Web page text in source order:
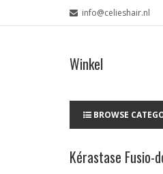
info@celieshair.nl
Winkel
BROWSE
Kérastase Fusio-